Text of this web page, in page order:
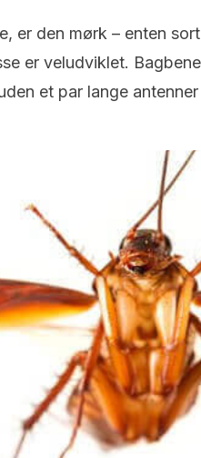
er den mørk – enten
er veludviklet.
et par lange